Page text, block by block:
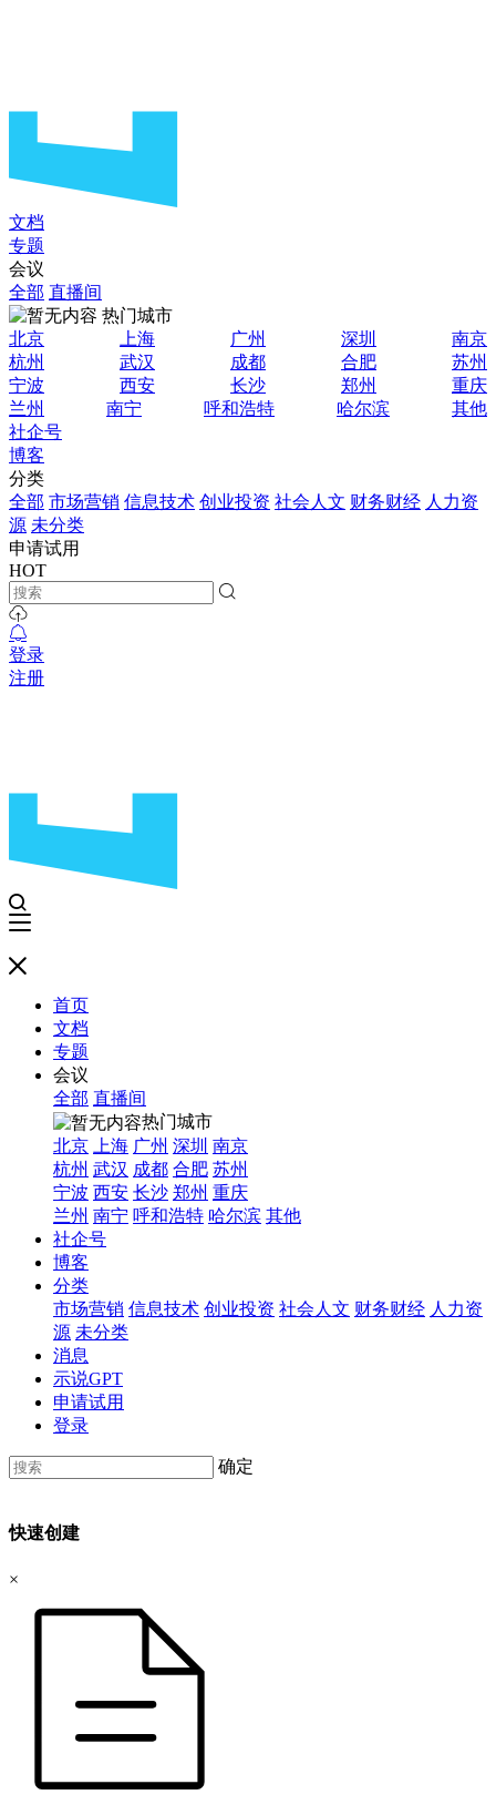
文档
专题
会议
全部 直播间
热门城市
北京
上海 广州 深圳
南京
杭州
武汉 成都 合肥
苏州
宁波
西安 长沙 郑州
重庆
兰州
南宁 呼和浩特 哈尔滨
其他
社企号
博客
分类
全部 市场营销 信息技术 创业投资 社会人文 财务财经 人力资
源 未分类
申请试用
HOT
登录
注册
首页
文档
专题
会议
全部 直播间
热门城市
北京
上海 广州 深圳 南京
杭州 武汉 成都 合肥 苏州
宁波 西安 长沙 郑州 重庆
兰州 南宁 呼和浩特 哈尔滨 其他
社企号
博客
分类
市场营销 信息技术 创业投资 社会人文 财务财经 人力资
源 未分类
消息
示说GPT
申请试用
登录
确定
快速创建
×